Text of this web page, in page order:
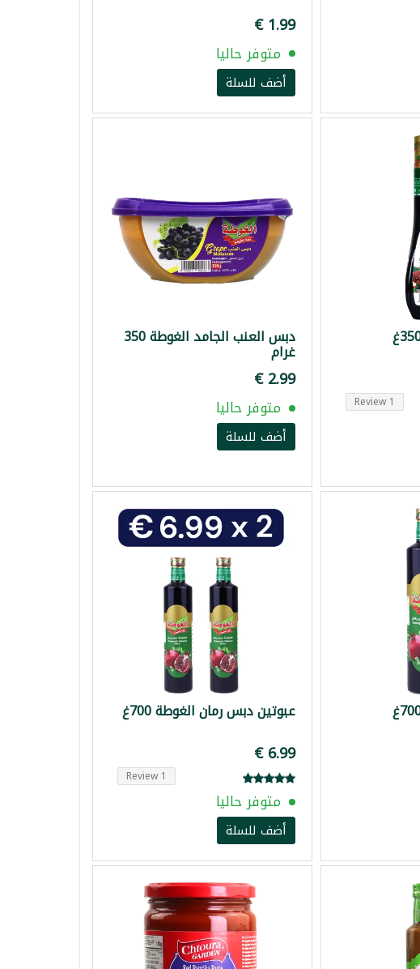
‏1.99 €
متوفر حاليا
أضف للسلة
1 Review
دبس العنب الجامد الغوطة 350
غرام
‏2.99 €
متوفر حاليا
أضف للسلة
عبوتين دبس رمان الغوطة 700غ
‏6.99 €
1 Review
متوفر حاليا
أضف للسلة